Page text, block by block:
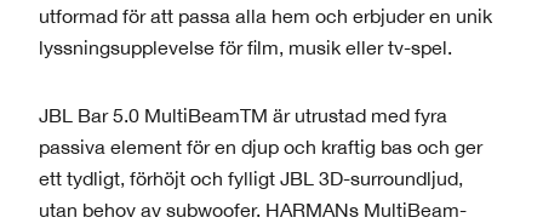
utformad för att passa alla hem och erbjuder en unik
lyssningsupplevelse för film, musik eller tv-spel.
JBL Bar 5.0 MultiBeamTM är utrustad med fyra
passiva element för en djup och kraftig bas och ger
ett tydligt, förhöjt och fylligt JBL 3D-surroundljud,
utan behov av subwoofer. HARMANs MultiBeam-